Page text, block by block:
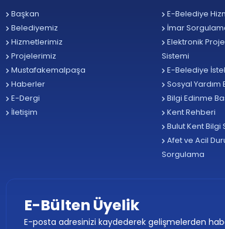
Başkan
Belediyemiz
Hizmetlerimiz
Projelerimiz
Mustafakemalpaşa
Haberler
E-Dergi
İletişim
E-Belediye
İmar
Elektronik
Sistemi
E-Belediye
Sosyal Yardım
Bilgi Edinme
Kent Rehberi
Bulut Kent Bilgi
Afet ve Acil
Sorgulama
E-Bülten Üyelik
E-posta adresinizi kaydederek gelişmelerden